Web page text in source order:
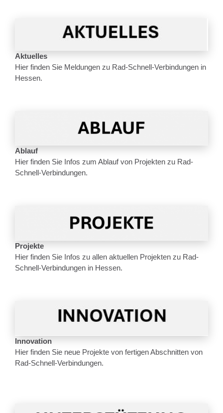
Aktuelles
Hier finden Sie Meldungen zu Rad-Schnell-Verbindungen in
Hessen.
Ablauf
Hier finden Sie Infos zum Ablauf von Projekten zu Rad-
Schnell-Verbindungen.
Projekte
Hier finden Sie Infos zu allen aktuellen Projekten zu Rad-
Schnell-Verbindungen in Hessen.
Innovation
Hier finden Sie neue Projekte von fertigen Abschnitten von
Rad-Schnell-Verbindungen.